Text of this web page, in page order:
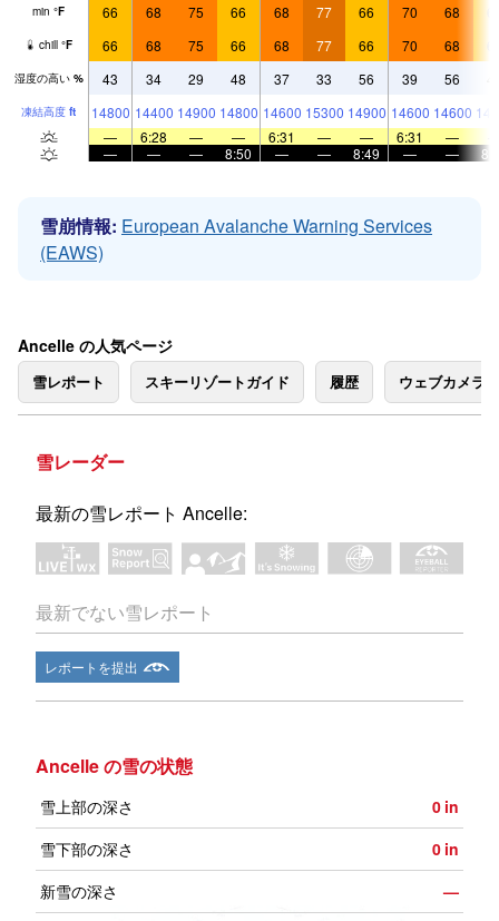
min °F 66 68 75 66 68 77 66 70 68
chill °F 66 68 75 66 68 77 66 70 68
湿度の高い % 43 34 29 48 37 33 56 39 56
凍結高度 ft 14800 14400 14900 14800 14600 15300 14900 14600 14600
—
6:28 — — 6:31 — — 6:31 —
—
— — 8:50 — — 8:49 — —
雪崩情報: European Avalanche Warning Services
(EAWS)
Ancelle の人気ページ
雪レポート スキーリゾートガイド 履歴 ウェブカメラ
雪レーダー
最新の雪レポート Ancelle:
最新でない雪レポート
レポートを提出
Ancelle の雪の状態
雪上部の深さ 0 in
雪下部の深さ
0 in
新雪の深さ
—